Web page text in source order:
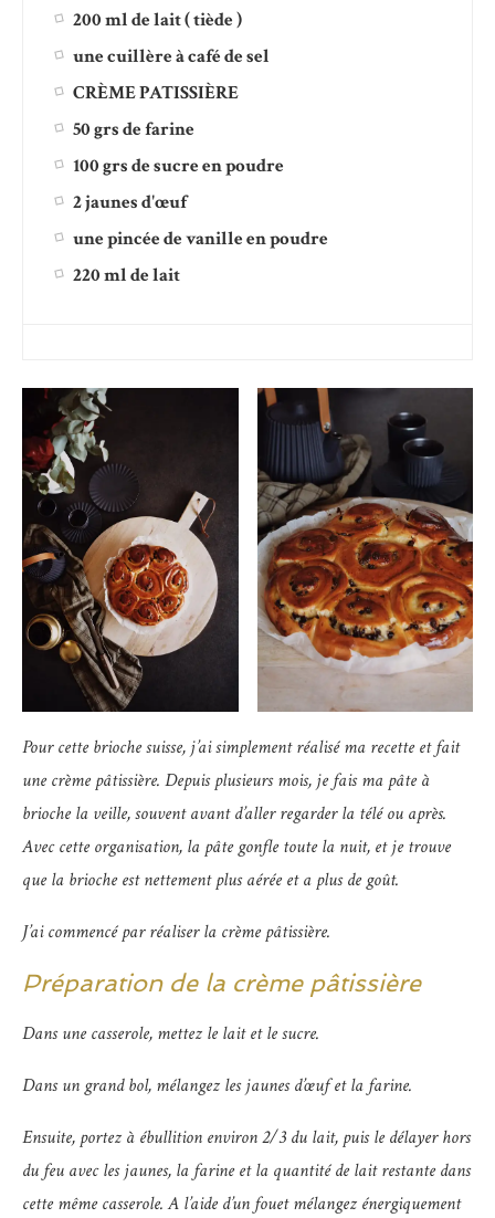
200 ml de lait ( tiède )
une cuillère à café de sel
CRÈME PATISSIÈRE
50 grs de farine
100 grs de sucre en poudre
2 jaunes d'œuf
une pincée de vanille en poudre
220 ml de lait
Pour cette brioche suisse, j’ai simplement réalisé ma recette et fait
une crème pâtissière. Depuis plusieurs mois, je fais ma pâte à
brioche la veille, souvent avant d’aller regarder la télé ou après.
Avec cette organisation, la pâte gonfle toute la nuit, et je trouve
que la brioche est nettement plus aérée et a plus de goût.
J’ai commencé par réaliser la crème pâtissière.
Préparation de la crème pâtissière
Dans une casserole, mettez le lait et le sucre.
Dans un grand bol, mélangez les jaunes d’œuf et la farine.
Ensuite, portez à ébullition environ 2/3 du lait, puis le délayer hors
du feu avec les jaunes, la farine et la quantité de lait restante dans
cette même casserole. A l’aide d’un fouet mélangez énergiquement